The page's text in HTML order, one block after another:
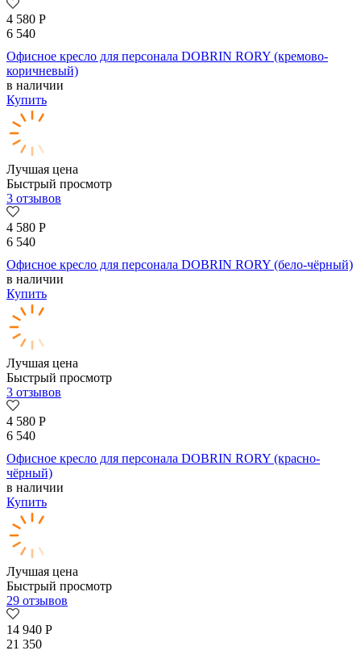
4 580 Р
6 540
Офисное кресло для персонала DOBRIN RORY (кремово-
коричневый)
в наличии
Купить
Лучшая цена
Быстрый просмотр
3 отзывов
4 580 Р
6 540
Офисное кресло для персонала DOBRIN RORY (бело-чёрный)
в наличии
Купить
Лучшая цена
Быстрый просмотр
3 отзывов
4 580 Р
6 540
Офисное кресло для персонала DOBRIN RORY (красно-
чёрный)
в наличии
Купить
Лучшая цена
Быстрый просмотр
29 отзывов
14 940 Р
21 350